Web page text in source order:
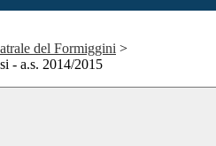
del Formiggini >
- a.s. 2014/2015